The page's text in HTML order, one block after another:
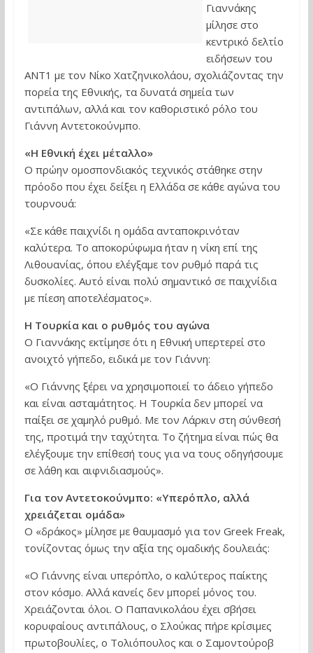
Γιαννάκης
μίλησε στο
κεντρικό δελτίο
ειδήσεων του
ANT1 με τον Νίκο Χατζηνικολάου, σχολιάζοντας την
πορεία της Εθνικής, τα δυνατά σημεία των
αντιπάλων, αλλά και τον καθοριστικό ρόλο του
Γιάννη Αντετοκούνμπο.
«Η Εθνική έχει μέταλλο»
Ο πρώην ομοσπονδιακός τεχνικός στάθηκε στην
πρόοδο που έχει δείξει η Ελλάδα σε κάθε αγώνα του
τουρνουά:
«Σε κάθε παιχνίδι η ομάδα ανταποκρινόταν
καλύτερα. Το αποκορύφωμα ήταν η νίκη επί της
Λιθουανίας, όπου ελέγξαμε τον ρυθμό παρά τις
δυσκολίες. Αυτό είναι πολύ σημαντικό σε παιχνίδια
με πίεση αποτελέσματος».
Η Τουρκία και ο ρυθμός του αγώνα
Ο Γιαννάκης εκτίμησε ότι η Εθνική υπερτερεί στο
ανοιχτό γήπεδο, ειδικά με τον Γιάννη:
«Ο Γιάννης ξέρει να χρησιμοποιεί το άδειο γήπεδο
και είναι ασταμάτητος. Η Τουρκία δεν μπορεί να
παίξει σε χαμηλό ρυθμό. Με τον Λάρκιν στη σύνθεσή
της, προτιμά την ταχύτητα. Το ζήτημα είναι πώς θα
ελέγξουμε την επίθεσή τους για να τους οδηγήσουμε
σε λάθη και αιφνιδιασμούς».
Για τον Αντετοκούνμπο: «Υπερόπλο, αλλά
χρειάζεται ομάδα»
Ο «δράκος» μίλησε με θαυμασμό για τον Greek Freak,
τονίζοντας όμως την αξία της ομαδικής δουλειάς:
«Ο Γιάννης είναι υπερόπλο, ο καλύτερος παίκτης
στον κόσμο. Αλλά κανείς δεν μπορεί μόνος του.
Χρειάζονται όλοι. Ο Παπανικολάου έχει σβήσει
κορυφαίους αντιπάλους, ο Σλούκας πήρε κρίσιμες
πρωτοβουλίες, ο Τολιόπουλος και ο Σαμοντούροβ